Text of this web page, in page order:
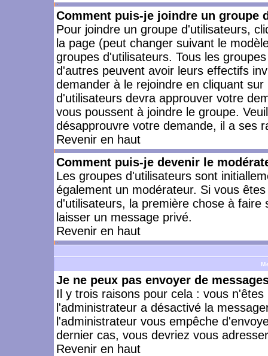
Comment puis-je joindre un groupe
Pour joindre un groupe d'utilisateurs,
la page (peut changer suivant le
groupes d'utilisateurs. Tous les
d'autres peuvent avoir leurs effectifs
demander à le rejoindre en cliquant
d'utilisateurs devra approuver votre
vous poussent à joindre le groupe.
désapprouvre votre demande, il a ses
Revenir en haut
Comment puis-je devenir le
Les groupes d'utilisateurs sont
également un modérateur. Si vous
d'utilisateurs, la première chose à
laisser un message privé.
Revenir en haut
Je ne peux pas envoyer de
Il y trois raisons pour cela : vous
l'administrateur a désactivé la
l'administrateur vous empêche
dernier cas, vous devriez vous
Revenir en haut